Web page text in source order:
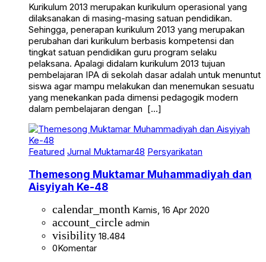
Kurikulum 2013 merupakan kurikulum operasional yang
dilaksanakan di masing-masing satuan pendidikan.
Sehingga, penerapan kurikulum 2013 yang merupakan
perubahan dari kurikulum berbasis kompetensi dan
tingkat satuan pendidikan guru program selaku
pelaksana. Apalagi didalam kurikulum 2013 tujuan
pembelajaran IPA di sekolah dasar adalah untuk menuntut
siswa agar mampu melakukan dan menemukan sesuatu
yang menekankan pada dimensi pedagogik modern
dalam pembelajaran dengan […]
Featured Jurnal Muktamar48 Persyarikatan
Themesong Muktamar Muhammadiyah dan
Aisyiyah Ke-48
calendar_month Kamis, 16 Apr 2020
account_circle admin
visibility 18.484
0Komentar